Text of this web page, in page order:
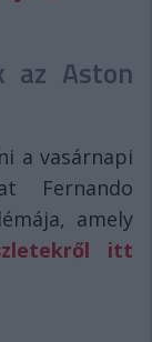
az Aston
a vasárnapi
Fernando
amely
itt